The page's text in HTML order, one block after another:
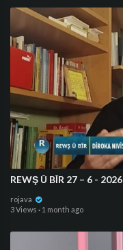
⁣REWŞ Û BÎR 27 – 6 - 2026
rojava
3 Views · 1 month ago